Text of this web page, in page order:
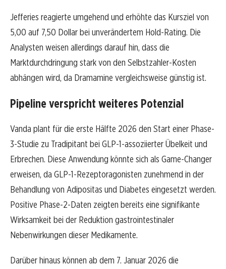
Jefferies reagierte umgehend und erhöhte das Kursziel von
5,00 auf 7,50 Dollar bei unverändertem Hold-Rating. Die
Analysten weisen allerdings darauf hin, dass die
Marktdurchdringung stark von den Selbstzahler-Kosten
abhängen wird, da Dramamine vergleichsweise günstig ist.
Pipeline verspricht weiteres Potenzial
Vanda plant für die erste Hälfte 2026 den Start einer Phase-
3-Studie zu Tradipitant bei GLP-1-assoziierter Übelkeit und
Erbrechen. Diese Anwendung könnte sich als Game-Changer
erweisen, da GLP-1-Rezeptoragonisten zunehmend in der
Behandlung von Adipositas und Diabetes eingesetzt werden.
Positive Phase-2-Daten zeigten bereits eine signifikante
Wirksamkeit bei der Reduktion gastrointestinaler
Nebenwirkungen dieser Medikamente.
Darüber hinaus können ab dem 7. Januar 2026 die